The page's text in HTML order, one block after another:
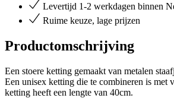
Levertijd 1-2 werkdagen binnen
Ruime keuze, lage prijzen
Productomschrijving
Een stoere ketting gemaakt van metalen
Een unisex ketting die te combineren is met
ketting heeft een lengte van 40cm.